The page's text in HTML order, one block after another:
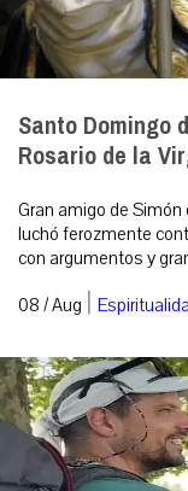
Santo Domingo
Rosario de la
Gran amigo de
luchó ferozmente
con argumentos y
08 / Aug |